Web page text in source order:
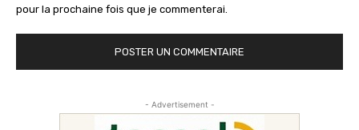
pour la prochaine fois que je commenterai.
- Advertisement -